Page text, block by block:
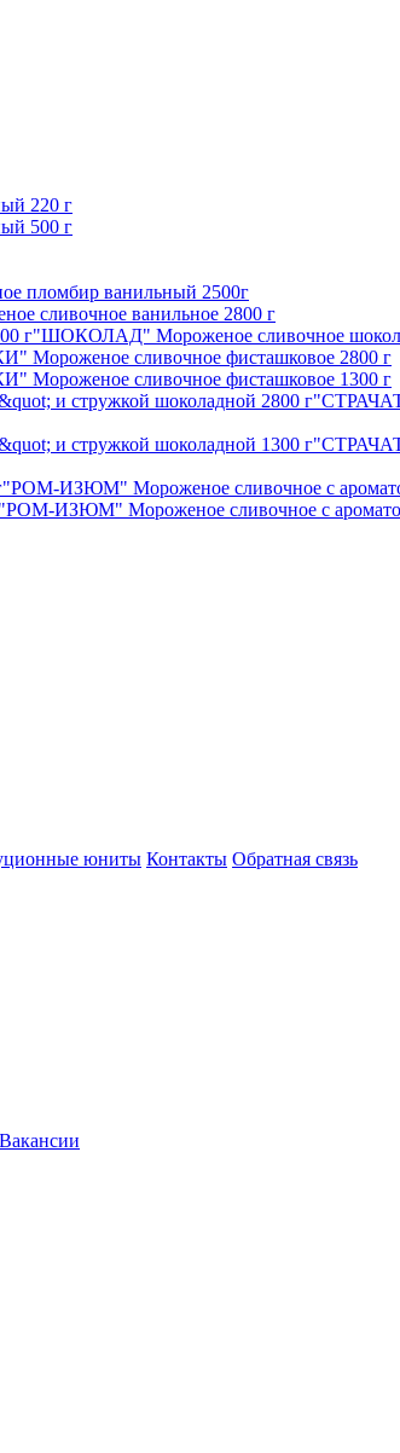
220 г
500 г
пломбир ванильный 2500г
сливочное ванильное 2800 г
"ШОКОЛАД" Мороженое сливочное
сливочное фисташковое 2800 г
сливочное фисташковое 1300 г
"РОМ-ИЗЮМ" Мороженое сливочное с
"РОМ-ИЗЮМ" Мороженое сливочное с
юниты Контакты Обратная связь
Вакансии